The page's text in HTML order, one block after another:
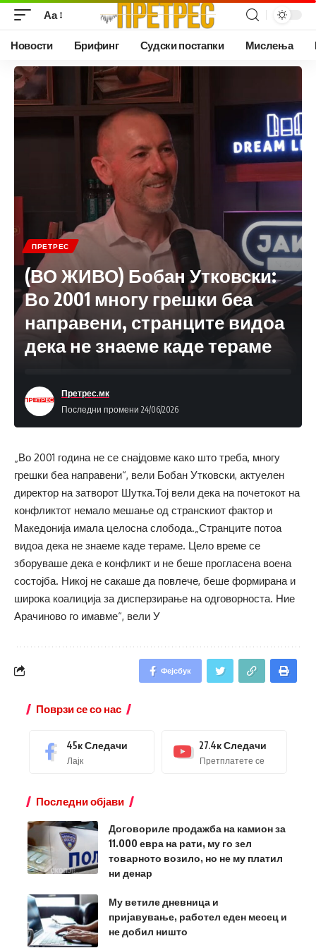
Аа
Новости Брифинг Судски постапки Мислења
ПРЕТРЕС
(ВО ЖИВО) Бобан Утковски:
Во 2001 многу грешки беа
направени, странците видоа
дека не знаеме каде тераме
Последни промени 24/06/2026
Претрес.мк
„Во 2001 година не се снајдовме како што треба, многу
грешки беа направени“, вели Бобан Утковски, актуелен
директор на затворот Шутка.Тој вели дека на почетокот на
конфликтот немало мешање од странскиот фактор и
Македонија имала целосна слобода.„Странците потоа
видоа дека не знаеме каде тераме. Цело време се
зборуваше дека е конфликт и не беше прогласена воена
состојба. Никој не сакаше да повлече, беше формирана и
широка коалиција за дисперзирање на одговорноста. Ние
Арачиново го имавме“, вели У
Фејсбук
Поврзи се со нас
45кСледачи
Лајк
27.4кСледачи
Претплатете се
Последни објави
Договориле продажба на камион за
11.000 евра на рати, му го зел
товарното возило, но не му платил
ни денар
Му ветиле дневница и
пријавување, работел еден месец и
не добил ништо